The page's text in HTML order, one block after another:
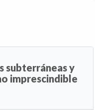
subterráneas y
imprescindible